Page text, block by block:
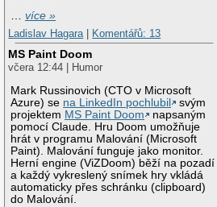
…více »
Ladislav Hagara
Komentářů: 13
MS Paint Doom
včera 12:44 | Humor
Mark Russinovich (CTO v Microsoft
Azure) se na LinkedIn pochlubil
svým
projektem MS Paint Doom
napsaným
pomocí Claude. Hru Doom umožňuje
hrát v programu Malování (Microsoft
Paint). Malování funguje jako monitor.
Herní engine (ViZDoom) běží na pozadí
a každý vykreslený snímek hry vkládá
automaticky přes schránku (clipboard)
do Malování.